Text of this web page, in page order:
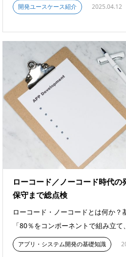
開発ユースケース紹介 2025.04.12
ローコード／ノーコード時代
保守まで総点検
ローコード・ノーコードとは何か？
「80％をコンポーネントで組み立
アプリ・システム開発の基礎知識